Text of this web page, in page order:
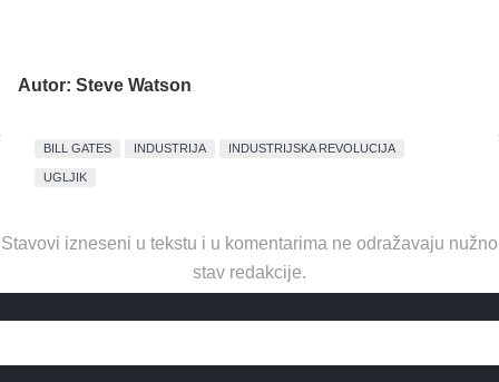
Autor: Steve Watson
BILL GATES INDUSTRIJA INDUSTRIJSKA REVOLUCIJA
UGLJIK
Stavovi izneseni u tekstu i u komentarima ne odražavaju nužno
stav redakcije.